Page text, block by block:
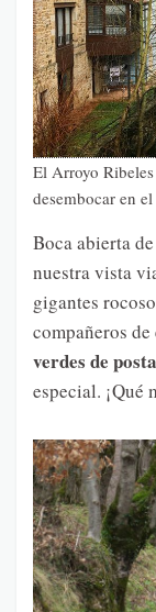
El Arroyo
desembocar en
Boca abierta
nuestra vista
gigantes
compañeros
verdes de
especial. ¡Qué